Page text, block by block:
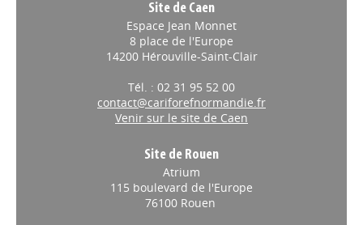
Site de Caen
Espace Jean Monnet
8 place de l'Europe
14200 Hérouville-Saint-Clair
Tél. : 02 31 95 52 00
contact@cariforefnormandie.fr
Venir sur le site de Caen
Site de Rouen
Atrium
115 boulevard de l'Europe
76100 Rouen